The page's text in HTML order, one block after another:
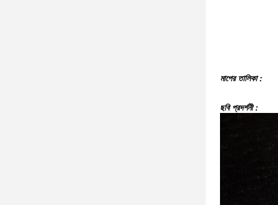
মাপের তালিকা :
ছবি প্রদর্শনী :